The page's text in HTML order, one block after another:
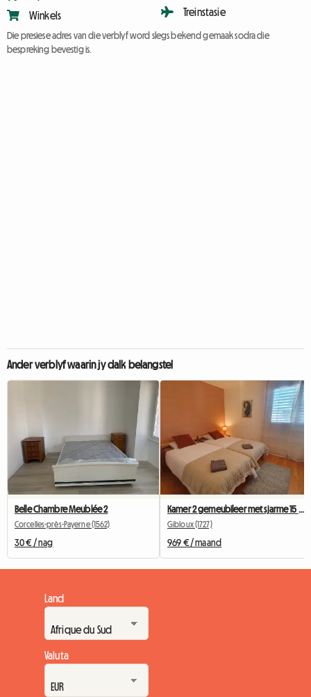
Winkels
Treinstasie
Die presiese adres van die verblyf word slegs bekend gemaak sodra die
bespreking bevestig is.
Ander verblyf waarin jy dalk belangstel
Belle Chambre Meublée 2
Corcelles-près-Payerne (1562)
30 € / nag
Gibloux (1727)
969 € / maand
Land
Valuta